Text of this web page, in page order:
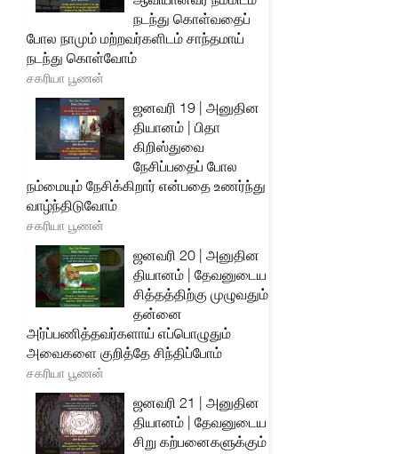
நடந்து கொள்வதைப்
போல நாமும் மற்றவர்களிடம் சாந்தமாய்
நடந்து கொள்வோம்
சகரியா பூணன்
ஜனவரி 19 | அனுதின
தியானம் | பிதா
கிறிஸ்துவை
நேசிப்பதைப் போல
நம்மையும் நேசிக்கிறார் என்பதை உணர்ந்து
வாழ்ந்திடுவோம்
சகரியா பூணன்
ஜனவரி 20 | அனுதின
தியானம் | தேவனுடைய
சித்தத்திற்கு முழுவதும்
தன்னை
அர்ப்பணித்தவர்களாய் எப்பொழுதும்
அவைகளை குறித்தே சிந்திப்போம்
சகரியா பூணன்
ஜனவரி 21 | அனுதின
தியானம் | தேவனுடைய
சிறு கற்பனைகளுக்கும்